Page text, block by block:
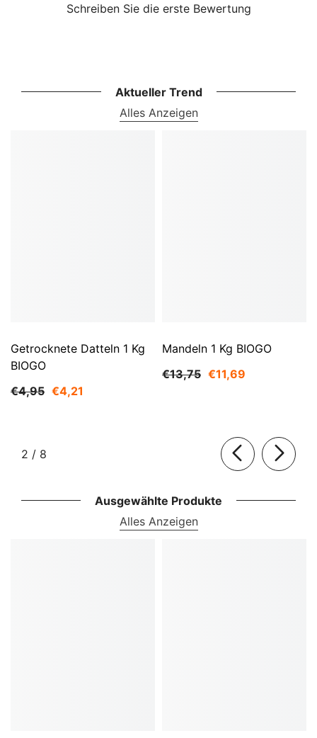
Schreiben Sie die erste Bewertung
Aktueller Trend
Alles Anzeigen
Getrocknete Datteln 1 Kg
BIOGO
€4,95 €4,21
Mandeln 1 Kg BIOGO
€13,75 €11,69
2 / von
8
Ausgewählte Produkte
Alles Anzeigen